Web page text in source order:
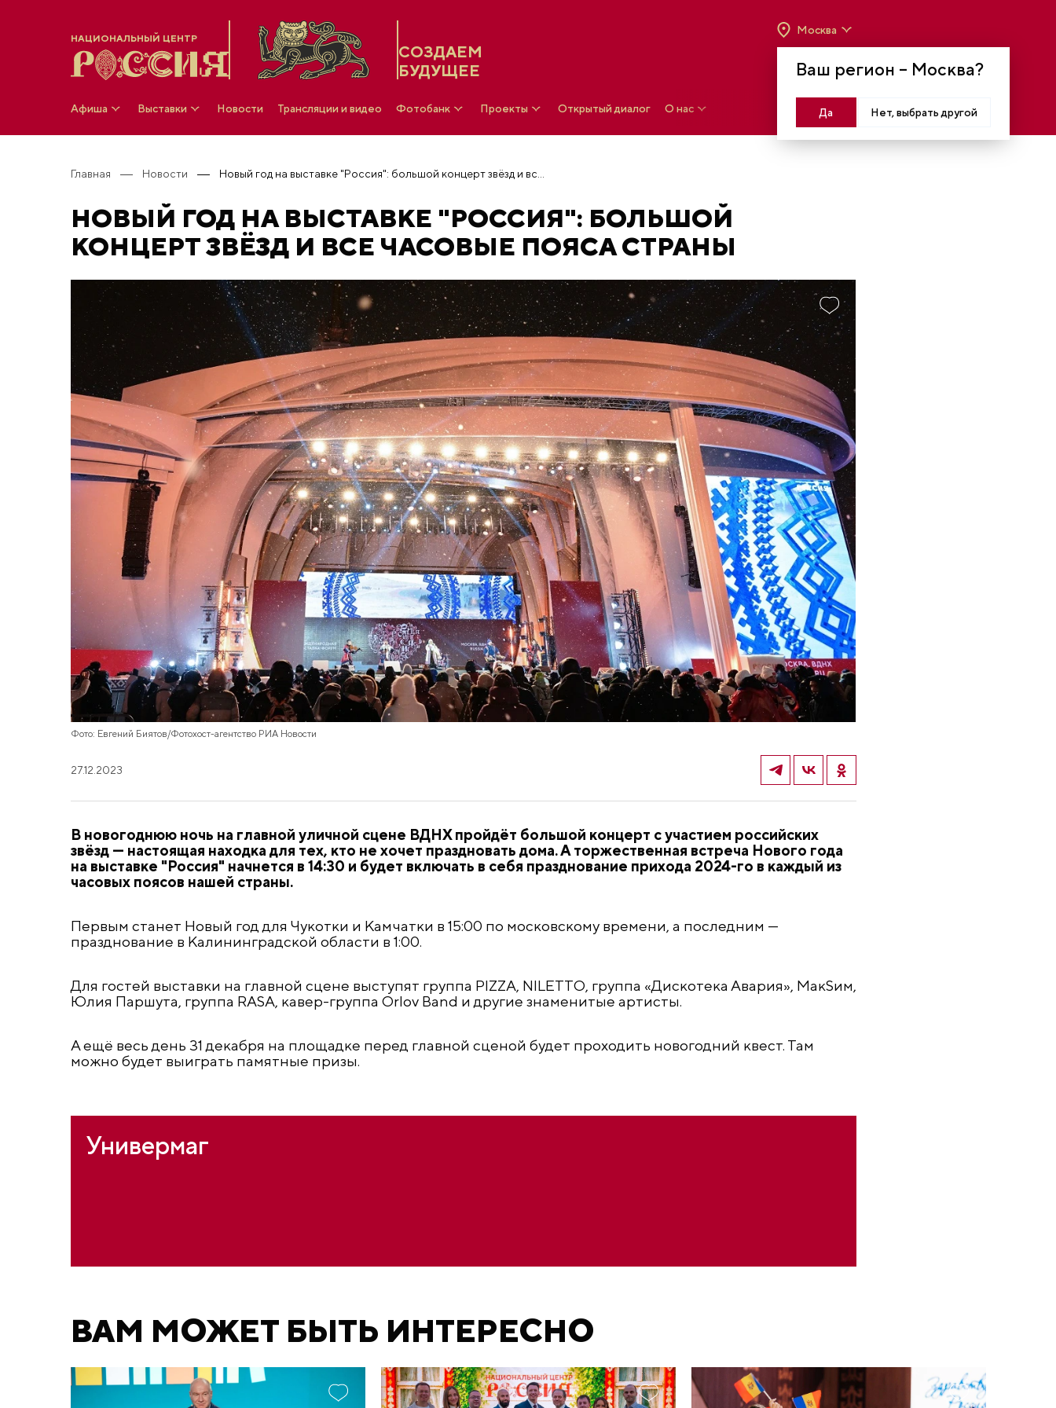
НАЦИОНАЛЬНЫЙ ЦЕНТР
СОЗДАЕМ
БУДУЩЕЕ
Ваш регион – Москва?
Да Нет, выбрать другой
Москва
МОСКВА, КРАСНОПРЕСНЕНСКАЯ НАБ., 14
Афиша Выставки Новости Трансляции и видео Фотобанк Проекты Открытый диалог О нас Войти
Главная Новости
НОВЫЙ ГОД НА ВЫСТАВКЕ "РОССИЯ": БОЛЬШОЙ
КОНЦЕРТ ЗВЁЗД И ВСЕ ЧАСОВЫЕ ПОЯСА СТРАНЫ
Фото: Евгений Биятов/Фотохост-агентство РИА Новости
27.12.2023
В новогоднюю ночь на главной уличной сцене ВДНХ пройдёт большой концерт с участием российских
звёзд — настоящая находка для тех, кто не хочет праздновать дома. А торжественная встреча Нового года
на выставке "Россия" начнется в 14:30 и будет включать в себя празднование прихода 2024-го в каждый из
часовых поясов нашей страны.
Первым станет Новый год для Чукотки и Камчатки в 15:00 по московскому времени, а последним —
празднование в Калининградской области в 1:00.
Для гостей выставки на главной сцене выступят группа PIZZA, NILETTO, группа «Дискотека Авария», МакSим,
Юлия Паршута, группа RASA, кавер-группа Orlov Band и другие знаменитые артисты.
А ещё весь день 31 декабря на площадке перед главной сценой будет проходить новогодний квест. Там
можно будет выиграть памятные призы.
Универмаг
ВАМ МОЖЕТ БЫТЬ ИНТЕРЕСНО